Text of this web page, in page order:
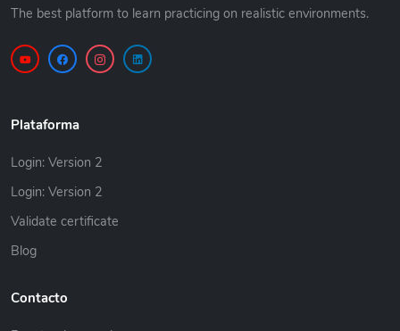
The best platform to learn practicing on realistic environments.
Plataforma
Login: Version 2
Login: Version 2
Validate certificate
Blog
Contacto